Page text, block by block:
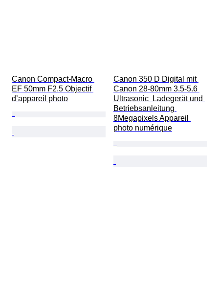
Canon Compact-Macro
EF 50mm F2.5 Objectif
d’appareil photo
Canon 350 D Digital mit
Canon 28-80mm 3.5-5.6
Ultrasonic  Ladegerät und
Betriebsanleitung
8Megapixels Appareil
photo numérique